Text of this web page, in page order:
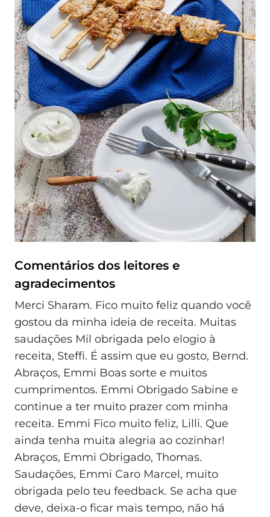
Comentários dos leitores e
agradecimentos
Merci Sharam. Fico muito feliz quando você
gostou da minha ideia de receita. Muitas
saudações Mil obrigada pelo elogio à
receita, Steffi. É assim que eu gosto, Bernd.
Abraços, Emmi Boas sorte e muitos
cumprimentos. Emmi Obrigado Sabine e
continue a ter muito prazer com minha
receita. Emmi Fico muito feliz, Lilli. Que
ainda tenha muita alegria ao cozinhar!
Abraços, Emmi Obrigado, Thomas.
Saudações, Emmi Caro Marcel, muito
obrigada pelo teu feedback. Se acha que
deve, deixa-o ficar mais tempo, não há